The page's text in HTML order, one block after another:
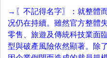
→〖不記得名字〗：就整體
况仍在持續。雖然官方整體
零售、旅遊及傳統科技業面
型與破產風險依然顯著。除